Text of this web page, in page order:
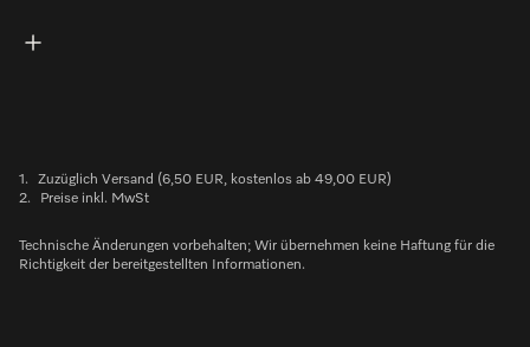
1.
Zuzüglich Versand (6,50 EUR, kostenlos ab 49,00 EUR)
2.
Preise inkl. MwSt
Technische Änderungen vorbehalten; Wir übernehmen keine Haftung für die
Richtigkeit der bereitgestellten Informationen.